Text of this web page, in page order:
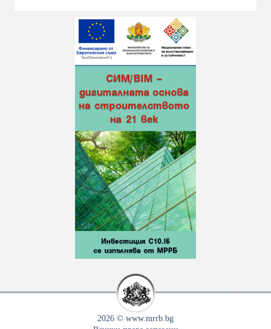
2026 © www.mrrb.bg